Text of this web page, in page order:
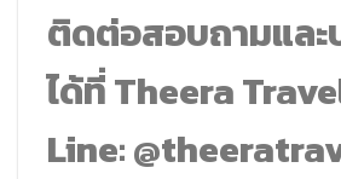
ติดต่อสอบถามและ
ได้ที่ Theera
Line: